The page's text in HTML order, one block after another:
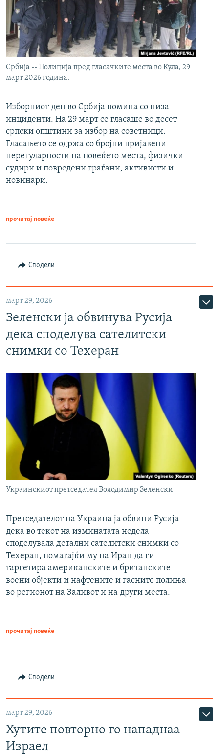
Србија -- Полиција пред гласачките места во Кула, 29
март 2026 година.
Изборниот ден во Србија помина со низа
инциденти. На 29 март се гласаше во десет
српски општини за избор на советници.
Гласањето се одржа со бројни пријавени
нерегуларности на повеќето места, физички
судири и повредени граѓани, активисти и
новинари.
прочитај повеќе
Сподели
март 29, 2026
Зеленски ја обвинува Русија
дека споделува сателитски
снимки со Техеран
Украинскиот претседател Володимир Зеленски
Претседателот на Украина ја обвини Русија
дека во текот на изминатата недела
споделувала детални сателитски снимки со
Техеран, помагајќи му на Иран да ги
таргетира американските и британските
воени објекти и нафтените и гасните полиња
во регионот на Заливот и на други места.
прочитај повеќе
Сподели
март 29, 2026
Хутите повторно го нападнаа
Израел